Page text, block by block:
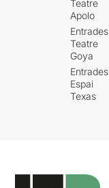
Teatre
Apolo
Entrades
Teatre
Goya
Entrades
Espai
Texas